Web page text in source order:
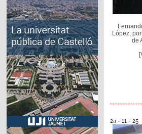
López,
de
24 - 11 - 25